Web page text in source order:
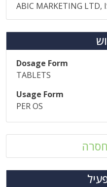
ABIC MARKETING LTD,
Dosage Form
TABLETS
Usage Form
PER OS